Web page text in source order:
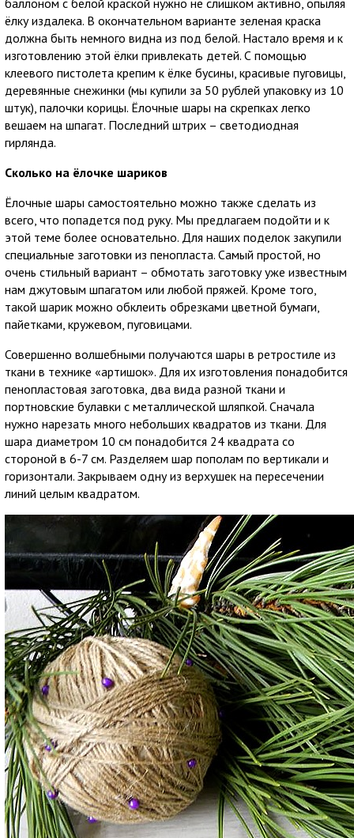
баллоном с белой краской нужно не слишком активно, опыляя
ёлку издалека. В окончательном варианте зеленая краска
должна быть немного видна из под белой. Настало время и к
изготовлению этой ёлки привлекать детей. С помощью
клеевого пистолета крепим к ёлке бусины, красивые пуговицы,
деревянные снежинки (мы купили за 50 рублей упаковку из 10
штук), палочки корицы. Ёлочные шары на скрепках легко
вешаем на шпагат. Последний штрих – светодиодная
гирлянда.
Сколько на ёлочке шариков
Ёлочные шары самостоятельно можно также сделать из
всего, что попадется под руку. Мы предлагаем подойти и к
этой теме более основательно. Для наших поделок закупили
специальные заготовки из пенопласта. Самый простой, но
очень стильный вариант – обмотать заготовку уже известным
нам джутовым шпагатом или любой пряжей. Кроме того,
такой шарик можно обклеить обрезками цветной бумаги,
пайетками, кружевом, пуговицами.
Совершенно волшебными получаются шары в ретростиле из
ткани в технике «артишок». Для их изготовления понадобится
пенопластовая заготовка, два вида разной ткани и
портновские булавки с металлической шляпкой. Сначала
нужно нарезать много небольших квадратов из ткани. Для
шара диаметром 10 см понадобится 24 квадрата со
стороной в 6-7 см. Разделяем шар пополам по вертикали и
горизонтали. Закрываем одну из верхушек на пересечении
линий целым квадратом.